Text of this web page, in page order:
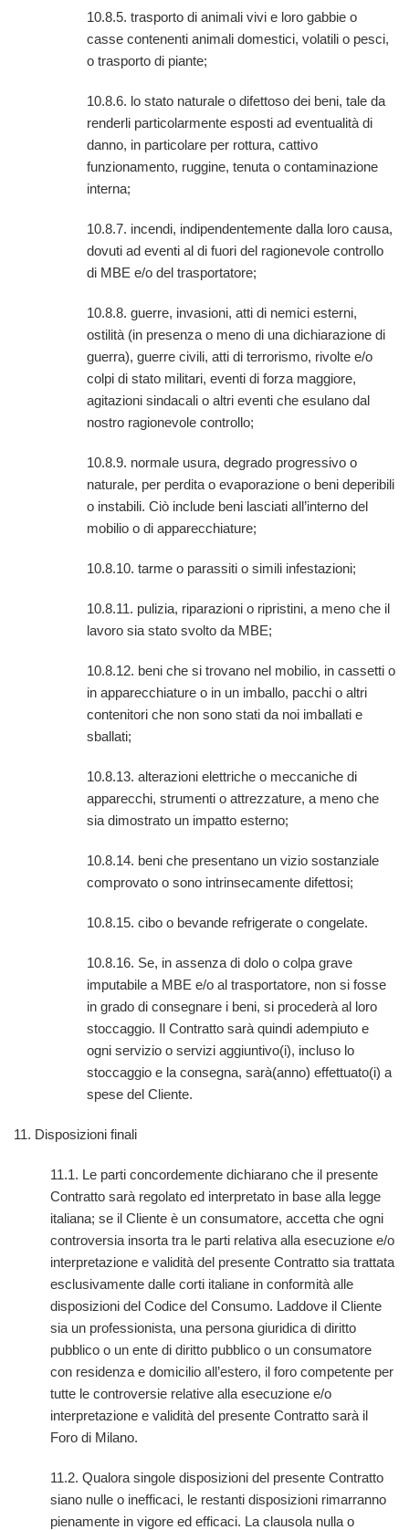
10.8.5. trasporto di animali vivi e loro gabbie o
casse contenenti animali domestici, volatili o pesci,
o trasporto di piante;
10.8.6. lo stato naturale o difettoso dei beni, tale da
renderli particolarmente esposti ad eventualità di
danno, in particolare per rottura, cattivo
funzionamento, ruggine, tenuta o contaminazione
interna;
10.8.7. incendi, indipendentemente dalla loro causa,
dovuti ad eventi al di fuori del ragionevole controllo
di MBE e/o del trasportatore;
10.8.8. guerre, invasioni, atti di nemici esterni,
ostilità (in presenza o meno di una dichiarazione di
guerra), guerre civili, atti di terrorismo, rivolte e/o
colpi di stato militari, eventi di forza maggiore,
agitazioni sindacali o altri eventi che esulano dal
nostro ragionevole controllo;
10.8.9. normale usura, degrado progressivo o
naturale, per perdita o evaporazione o beni deperibili
o instabili. Ciò include beni lasciati all’interno del
mobilio o di apparecchiature;
10.8.10. tarme o parassiti o simili infestazioni;
10.8.11. pulizia, riparazioni o ripristini, a meno che il
lavoro sia stato svolto da MBE;
10.8.12. beni che si trovano nel mobilio, in cassetti o
in apparecchiature o in un imballo, pacchi o altri
contenitori che non sono stati da noi imballati e
sballati;
10.8.13. alterazioni elettriche o meccaniche di
apparecchi, strumenti o attrezzature, a meno che
sia dimostrato un impatto esterno;
10.8.14. beni che presentano un vizio sostanziale
comprovato o sono intrinsecamente difettosi;
10.8.15. cibo o bevande refrigerate o congelate.
10.8.16. Se, in assenza di dolo o colpa grave
imputabile a MBE e/o al trasportatore, non si fosse
in grado di consegnare i beni, si procederà al loro
stoccaggio. Il Contratto sarà quindi adempiuto e
ogni servizio o servizi aggiuntivo(i), incluso lo
stoccaggio e la consegna, sarà(anno) effettuato(i) a
spese del Cliente.
11. Disposizioni finali
11.1. Le parti concordemente dichiarano che il presente
Contratto sarà regolato ed interpretato in base alla legge
italiana; se il Cliente è un consumatore, accetta che ogni
controversia insorta tra le parti relativa alla esecuzione e/o
interpretazione e validità del presente Contratto sia trattata
esclusivamente dalle corti italiane in conformità alle
disposizioni del Codice del Consumo. Laddove il Cliente
sia un professionista, una persona giuridica di diritto
pubblico o un ente di diritto pubblico o un consumatore
con residenza e domicilio all’estero, il foro competente per
tutte le controversie relative alla esecuzione e/o
interpretazione e validità del presente Contratto sarà il
Foro di Milano.
11.2. Qualora singole disposizioni del presente Contratto
siano nulle o inefficaci, le restanti disposizioni rimarranno
pienamente in vigore ed efficaci. La clausola nulla o